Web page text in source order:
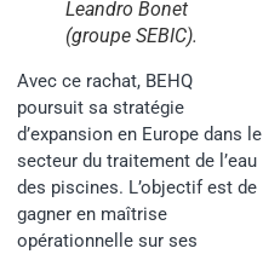
Leandro Bonet
(groupe SEBIC).
Avec ce rachat, BEHQ
poursuit sa stratégie
d’expansion en Europe dans le
secteur du traitement de l’eau
des piscines. L’objectif est de
gagner en maîtrise
opérationnelle sur ses